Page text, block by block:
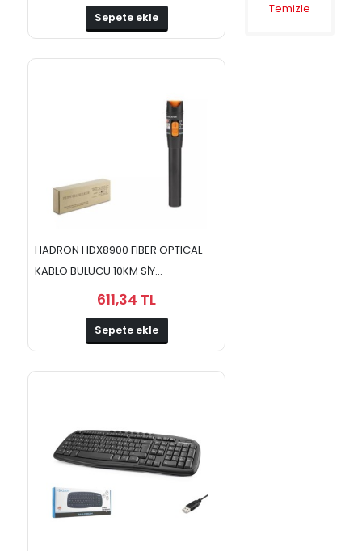
Temizle
Sepete ekle
HADRON HDX8900 FIBER OPTICAL
KABLO BULUCU 10KM SİY...
611,34 TL
Sepete ekle